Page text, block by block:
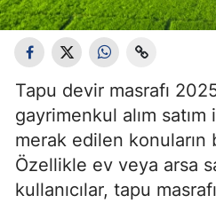
Tapu devir masrafı
gayrimenkul alım
merak edilen konuların
Özellikle ev veya arsa
kullanıcılar, tapu